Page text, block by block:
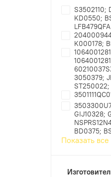
S3502110;
KD0550;
LFB479QFA
K000178;
3050379;
GIJ10328;
BD0375;
Показать все